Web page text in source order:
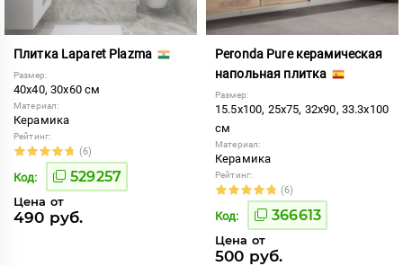
Плитка Laparet Plazma
Размер:
40x40, 30x60 см
Материал:
Керамика
Рейтинг:
(6)
Код: 529257
Цена от
490 руб.
Peronda Pure керамическая
напольная плитка
Размер:
15.5x100, 25x75, 32x90, 33.3x100
см
Материал:
Керамика
Рейтинг:
(6)
Код: 366613
Цена от
500 руб.